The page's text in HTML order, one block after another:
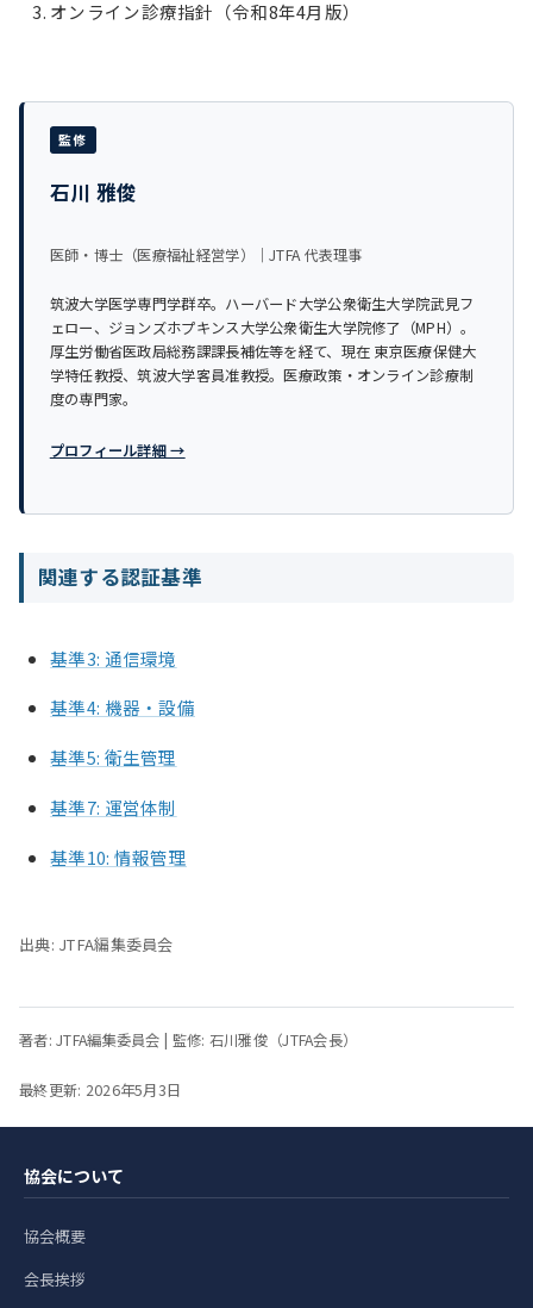
オンライン診療指針（令和8年4月版）
監修
石川 雅俊
医師・博士（医療福祉経営学）｜JTFA 代表理事
筑波大学医学専門学群卒。ハーバード大学公衆衛生大学院武見フ
ェロー、ジョンズホプキンス大学公衆衛生大学院修了（MPH）。
厚生労働省医政局総務課課長補佐等を経て、現在 東京医療保健大
学特任教授、筑波大学客員准教授。医療政策・オンライン診療制
度の専門家。
プロフィール詳細 →
関連する認証基準
基準3: 通信環境
基準4: 機器・設備
基準5: 衛生管理
基準7: 運営体制
基準10: 情報管理
出典: JTFA編集委員会
著者: JTFA編集委員会 | 監修: 石川雅俊（JTFA会長）
最終更新: 2026年5月3日
協会について
協会概要
会長挨拶